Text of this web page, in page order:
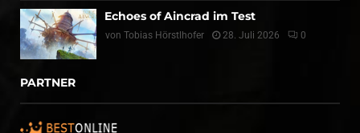
Echoes of Aincrad im Test
von Tobias Hörstlhofer 28. Juli 2026 0
PARTNER